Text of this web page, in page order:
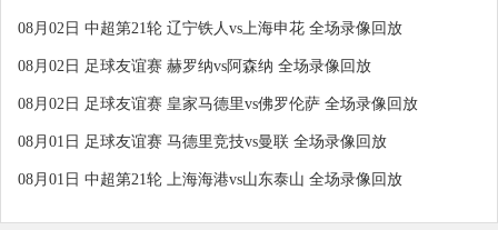
08月02日 中超第21轮 辽宁铁人vs上海申花 全场录像回放
08月02日 足球友谊赛 赫罗纳vs阿森纳 全场录像回放
08月02日 足球友谊赛 皇家马德里vs佛罗伦萨 全场录像回放
08月01日 足球友谊赛 马德里竞技vs曼联 全场录像回放
08月01日 中超第21轮 上海海港vs山东泰山 全场录像回放